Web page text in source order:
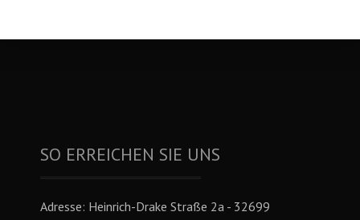
SO ERREICHEN SIE UNS
Adresse: Heinrich-Drake Straße 2a - 32699